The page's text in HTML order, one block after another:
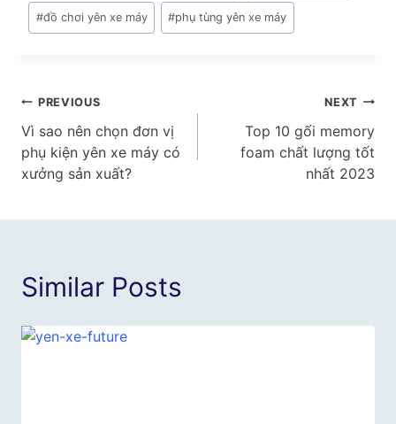
#đồ chơi yên xe máy #phụ tùng yên xe máy
Điều
hướng
bài
viết
PREVIOUS
Vì sao nên chọn đơn vị
phụ kiện yên xe máy có
xưởng sản xuất?
NEXT
Top 10 gối memory
foam chất lượng tốt
nhất 2023
Similar Posts